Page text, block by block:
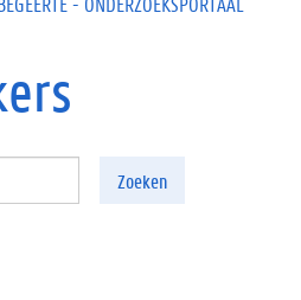
Zoeken